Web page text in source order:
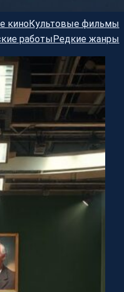
киноКультовые фильмы
работыРедкие жанры